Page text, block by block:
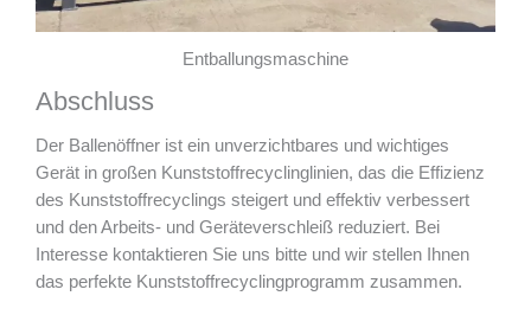
Entballungsmaschine
Abschluss
Der Ballenöffner ist ein unverzichtbares und wichtiges
Gerät in großen Kunststoffrecyclinglinien, das die Effizienz
des Kunststoffrecyclings steigert und effektiv verbessert
und den Arbeits- und Geräteverschleiß reduziert. Bei
Interesse kontaktieren Sie uns bitte und wir stellen Ihnen
das perfekte Kunststoffrecyclingprogramm zusammen.